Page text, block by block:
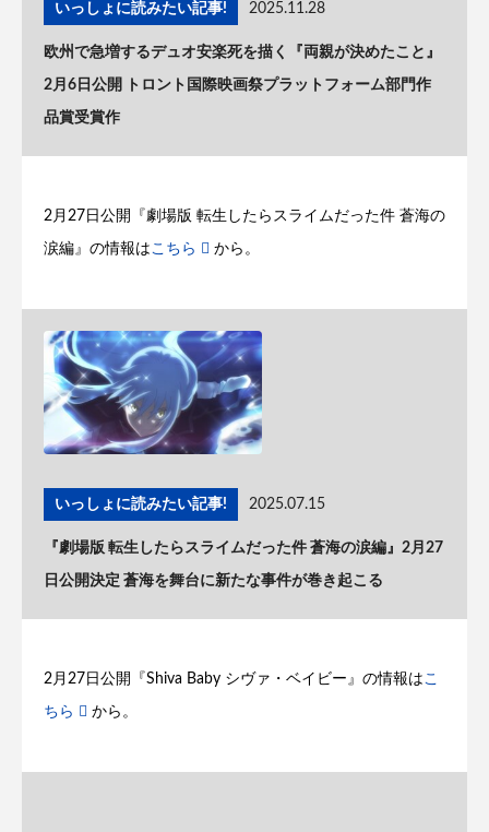
いっしょに読みたい記事! 2025.11.28
欧州で急増するデュオ安楽死を描く『両親が決めたこと』
2月6日公開 トロント国際映画祭プラットフォーム部門作
品賞受賞作
2月27日公開『劇場版 転生したらスライムだった件 蒼海の
涙編』の情報はこちら から。
いっしょに読みたい記事! 2025.07.15
『劇場版 転生したらスライムだった件 蒼海の涙編』2月27
日公開決定 蒼海を舞台に新たな事件が巻き起こる
2月27日公開『Shiva Baby シヴァ・ベイビー』の情報は こ
ちら から。